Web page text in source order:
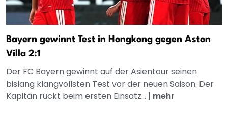
Bayern gewinnt Test in Hongkong gegen Aston
Villa 2:1
Der FC Bayern gewinnt auf der Asientour seinen
bislang klangvollsten Test vor der neuen Saison. Der
Kapitän rückt beim ersten Einsatz... | mehr